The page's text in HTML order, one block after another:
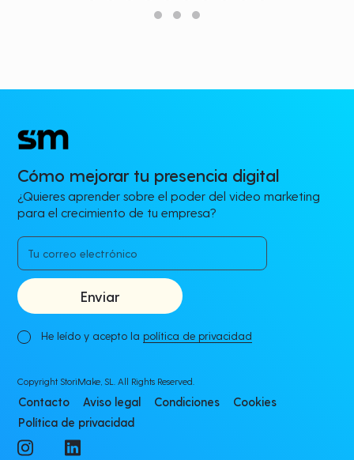
Cómo mejorar tu presencia digital
¿Quieres aprender sobre el poder del video marketing
para el crecimiento de tu empresa?
He leído y acepto la política de privacidad
Copyright StoriMake, SL. All Rights Reserved.
Contacto Aviso legal Condiciones
Cookies
Política de privacidad